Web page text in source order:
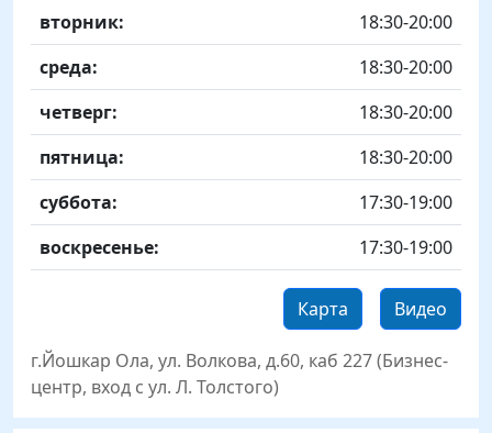
вторник:
18:30-20:00
среда:
18:30-20:00
четверг:
18:30-20:00
пятница:
18:30-20:00
суббота:
17:30-19:00
воскресенье:
17:30-19:00
Видео
Карта
г.Йошкар Ола, ул. Волкова, д.60, каб 227 (Бизнес-
центр, вход с ул. Л. Толстого)